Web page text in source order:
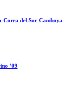
Corea del Sur-Camboya-
’09